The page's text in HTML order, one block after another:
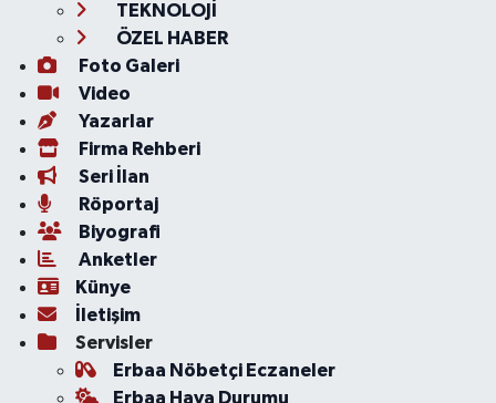
TEKNOLOJİ
ÖZEL HABER
Foto Galeri
Video
Yazarlar
Firma Rehberi
Seri İlan
Röportaj
Biyografi
Anketler
Künye
İletişim
Servisler
Erbaa Nöbetçi Eczaneler
Erbaa Hava Durumu